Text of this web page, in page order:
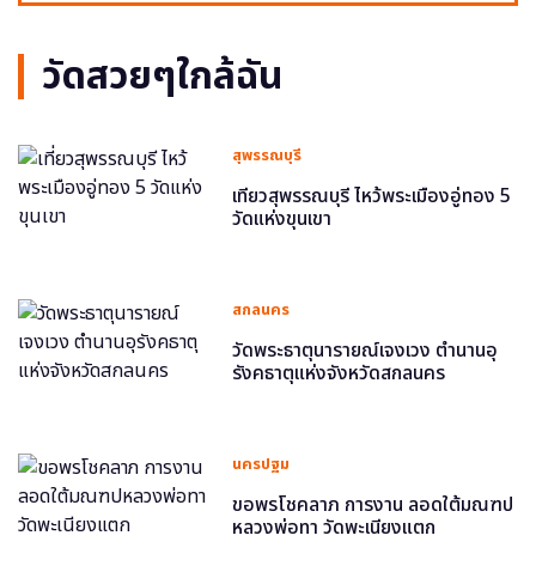
วัดสวยๆใกล้ฉัน
สุพรรณบุรี
เที่ยวสุพรรณบุรี ไหว้พระเมืองอู่ทอง 5
วัดแห่งขุนเขา
สกลนคร
วัดพระธาตุนารายณ์เจงเวง ตำนานอุ
รังคธาตุแห่งจังหวัดสกลนคร
นครปฐม
ขอพรโชคลาภ การงาน ลอดใต้มณฑป
หลวงพ่อทา วัดพะเนียงแตก